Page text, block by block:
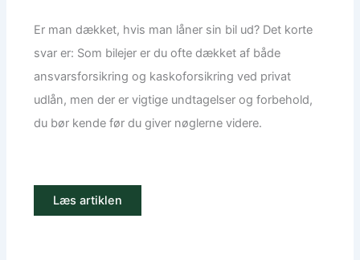
Er man dækket, hvis man låner sin bil ud? Det korte
svar er: Som bilejer er du ofte dækket af både
ansvarsforsikring og kaskoforsikring ved privat
udlån, men der er vigtige undtagelser og forbehold,
du bør kende før du giver nøglerne videre.
Læs artiklen